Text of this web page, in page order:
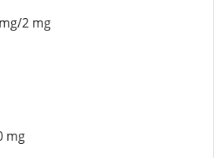
2 mg
mg